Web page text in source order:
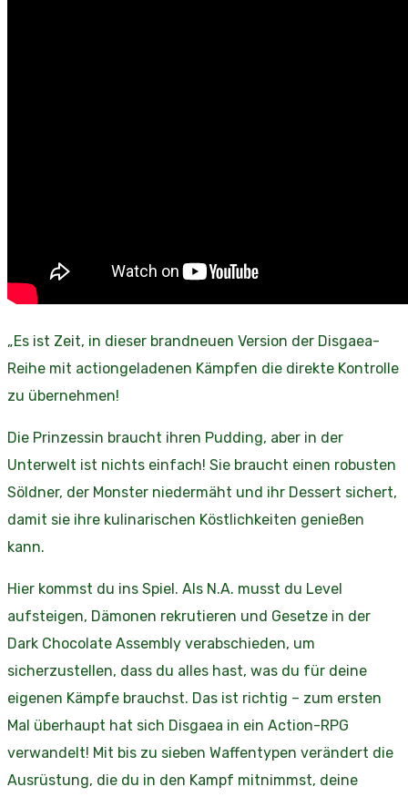
„Es ist Zeit, in dieser brandneuen Version der Disgaea-
Reihe mit actiongeladenen Kämpfen die direkte Kontrolle
zu übernehmen!
Die Prinzessin braucht ihren Pudding, aber in der
Unterwelt ist nichts einfach! Sie braucht einen robusten
Söldner, der Monster niedermäht und ihr Dessert sichert,
damit sie ihre kulinarischen Köstlichkeiten genießen
kann.
Hier kommst du ins Spiel. Als N.A. musst du Level
aufsteigen, Dämonen rekrutieren und Gesetze in der
Dark Chocolate Assembly verabschieden, um
sicherzustellen, dass du alles hast, was du für deine
eigenen Kämpfe brauchst. Das ist richtig – zum ersten
Mal überhaupt hat sich Disgaea in ein Action-RPG
verwandelt! Mit bis zu sieben Waffentypen verändert die
Ausrüstung, die du in den Kampf mitnimmst, deine